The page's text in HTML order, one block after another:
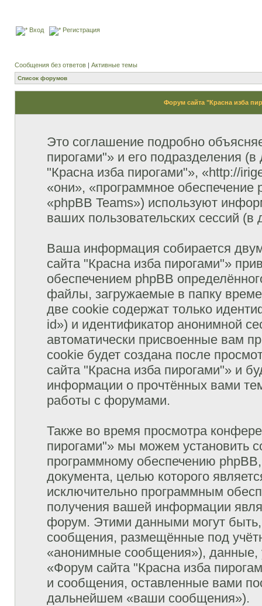
Вход Регистрация
Сообщения без ответов | Активные темы
Список форумов
Форум сайта "Красна изба
Это соглашение подробно
пирогами"» и его подразделения
"Красна изба пирогами"», «http://
«они», «программное
«phpBB Teams») используют
ваших пользовательских сессий
Ваша информация собирается
сайта "Красна изба пирогами"»
обеспечением phpBB
файлы, загружаемые в папку
две cookie содержат только
id») и идентификатор анонимной
автоматически присвоенные вам
cookie будет создана после
сайта "Красна изба пирогами"» и
информации о прочтённых вами
работы с форумами.
Также во время просмотра
пирогами"» мы можем установить
программному обеспечению
документа, целью которого
исключительно программным
получения вашей информации
форум. Этими данными могут
сообщения, размещённые под
«анонимные сообщения»), данные,
«Форум сайта "Красна изба
и сообщения, оставленные вами
дальнейшем «ваши сообщения»).